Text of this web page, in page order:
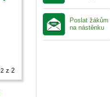
2 z 2
Poslat žákům
na nástěnku